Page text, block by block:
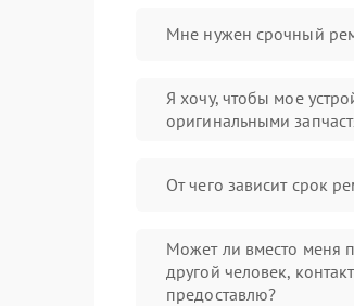
Мне нужен срочный
Я хочу, чтобы мое
оригинальными
От чего зависит срок
Может ли вместо меня
другой человек,
предоставлю?